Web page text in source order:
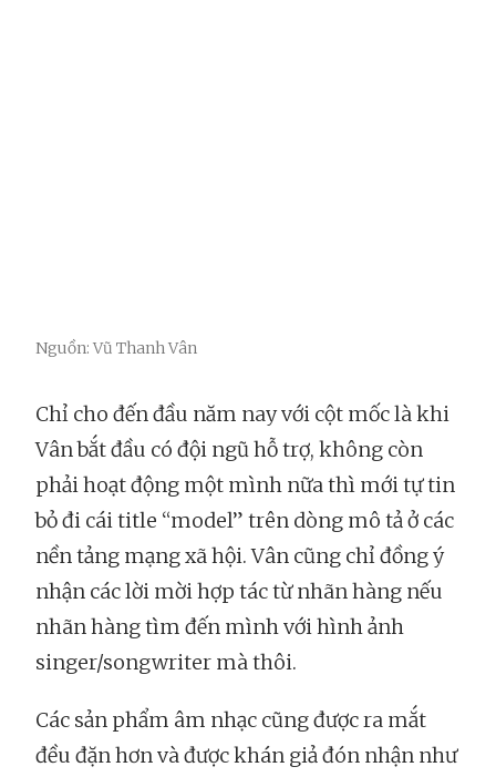
Nguồn: Vũ Thanh Vân
Chỉ cho đến đầu năm nay với cột mốc là khi
Vân bắt đầu có đội ngũ hỗ trợ, không còn
phải hoạt động một mình nữa thì mới tự tin
bỏ đi cái title “model” trên dòng mô tả ở các
nền tảng mạng xã hội. Vân cũng chỉ đồng ý
nhận các lời mời hợp tác từ nhãn hàng nếu
nhãn hàng tìm đến mình với hình ảnh
singer/songwriter mà thôi.
Các sản phẩm âm nhạc cũng được ra mắt
đều đặn hơn và được khán giả đón nhận như